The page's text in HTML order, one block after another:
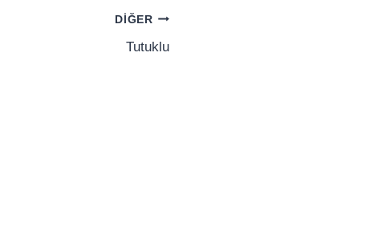
DIĞER
Tutuklu